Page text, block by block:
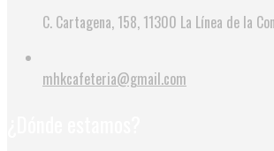
C. Cartagena, 158, 11300 La Línea de la
mhkcafeteria@gmail.com